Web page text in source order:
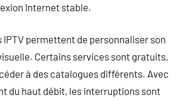
Internet stable.
IPTV permettent de personnaliser son
Certains services sont gratuits,
à des catalogues différents. Avec
du haut débit, les interruptions sont